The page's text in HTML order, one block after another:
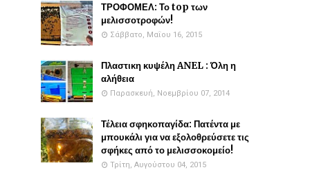
ΤΡΟΦΟΜΕΛ: Το top των
μελισσοτροφών!
Σάββατο, Μαΐου 16, 2015
Πλαστικη κυψέλη ANEL : Όλη η
αλήθεια
Παρασκευή, Νοεμβρίου 07, 2014
Τέλεια σφηκοπαγίδα: Πατέντα με
μπουκάλι για να εξολοθρεύσετε τις
σφήκες από το μελισσοκομείο!
Τρίτη, Αυγούστου 04, 2015